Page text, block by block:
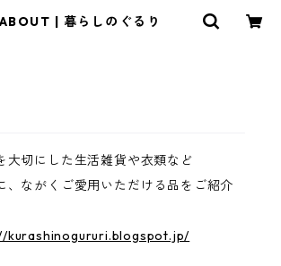
ABOUT | 暮らしのぐるり
大切にした生活雑貨や衣類など
、ながくご愛用いただける品をご紹介
kurashinogururi.blogspot.jp/